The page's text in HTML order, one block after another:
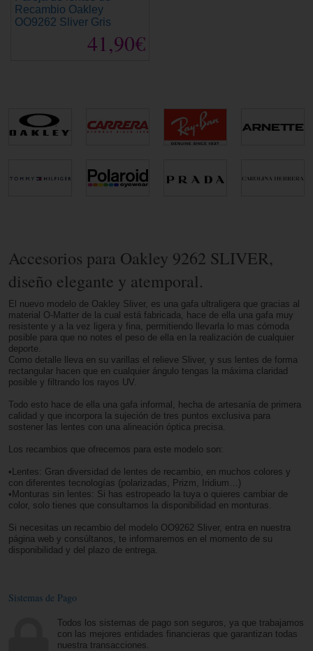
Recambio Oakley
OO9262 Sliver Gris
41,90€
Accesorios para Oakley 9262 SLIVER,
diseño elegante y atemporal.
El nuevo modelo de Oakley Sliver, es una gafa ultraligera que gracias al
material O-Matter de la cual está fabricada, hace de ella una gafa muy
resistente y a la vez ligera y fina, permitiendo llevarla lo mas cómoda
posible para que no notes el peso de ella en la realización de cualquier
deporte.
Como detalle lleva en su varillas el relieve Sliver, y sus lentes de forma
rectangular hacen que en cualquier ángulo tengas la máxima claridad
posible y filtrando los rayos UV.
Todo esto hace de ella una gafa informal, hecha de artesanía de primera
calidad y que incorpora la sujeción de tres puntos exclusiva para
sostener las lentes con una alineación óptica precisa.
Los recambios que ofrecemos para este modelo son:
•Lentes: Gran diversidad de lentes de recambio, en muchos colores y
con diferentes tecnologías (polarizadas, Prizm, Iridium…)
•Monturas sin lentes: Si has estropeado la tuya o quieres cambiar de
color, solo tienes que consultarnos la disponibilidad en monturas.
Si necesitas un recambio del modelo OO9262 Sliver, entra en nuestra
página web y consúltanos, te informaremos en el momento de su
disponibilidad y del plazo de entrega.
Sistemas de Pago
Todos los sistemas de pago son seguros, ya que trabajamos
con las mejores entidades financieras que garantizan todas
nuestra transacciones.